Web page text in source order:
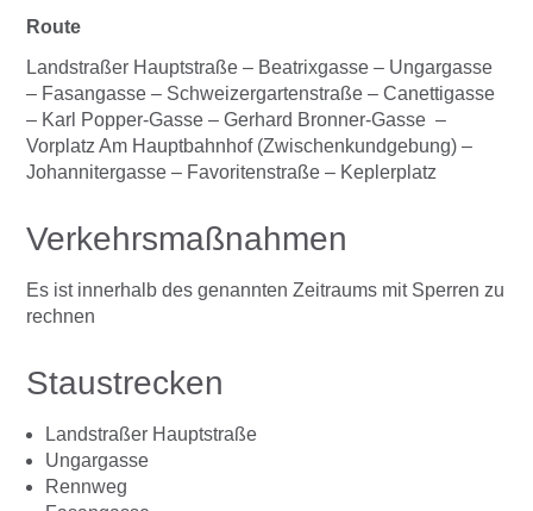
Route
Landstraßer Hauptstraße – Beatrixgasse – Ungargasse
– Fasangasse – Schweizergartenstraße – Canettigasse
– Karl Popper-Gasse – Gerhard Bronner-Gasse –
Vorplatz Am Hauptbahnhof (Zwischenkundgebung) –
Johannitergasse – Favoritenstraße – Keplerplatz
Verkehrsmaßnahmen
Es ist innerhalb des genannten Zeitraums mit Sperren zu
rechnen
Staustrecken
Landstraßer Hauptstraße
Ungargasse
Rennweg